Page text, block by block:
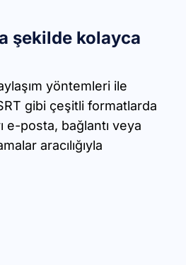
şekilde kolayca
yöntemleri ile
gibi çeşitli formatlarda
e-posta, bağlantı veya
aracılığıyla